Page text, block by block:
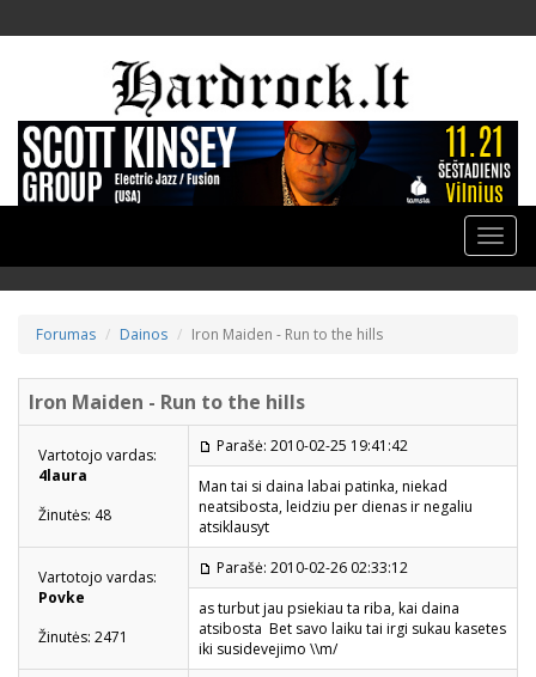
Toggle
Forumas Dainos Iron Maiden - Run to the hills
Iron Maiden - Run to the hills
Vartotojo vardas:
4laura
Žinutės: 48
Parašė: 2010-02-25 19:41:42
Man tai si daina labai patinka, niekad
neatsibosta, leidziu per dienas ir negaliu
atsiklausyt
Vartotojo vardas:
Povke
Žinutės: 2471
Parašė: 2010-02-26 02:33:12
as turbut jau psiekiau ta riba, kai daina
atsibosta Bet savo laiku tai irgi sukau kasetes
iki susidevejimo \\m/